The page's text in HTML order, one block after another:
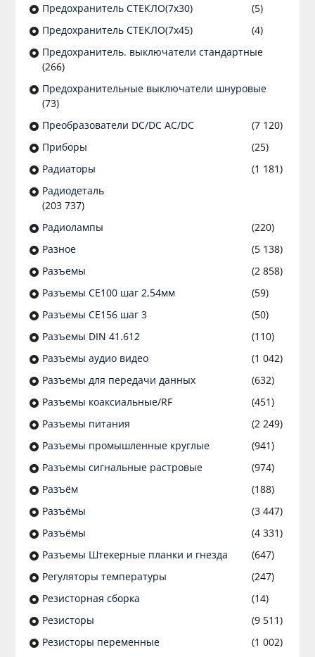
Предохранитель СТЕКЛО(7х30)
(5)
Предохранитель СТЕКЛО(7х45)
(4)
Предохранитель. выключатели стандартные
(266)
Предохранительные выключатели шнуровые
(73)
Преобразователи DC/DC AC/DC
(7 120)
Приборы
(25)
Радиаторы
(1 181)
Радиодеталь
(203 737)
Радиолампы
(220)
Разное
(5 138)
Разъeмы
(2 858)
Разъeмы CE100 шаг 2,54мм
(59)
Разъeмы CE156 шаг 3
(50)
Разъeмы DIN 41.612
(110)
Разъeмы аудио видео
(1 042)
Разъeмы для передачи данных
(632)
Разъeмы коаксиальные/RF
(451)
Разъeмы питания
(2 249)
Разъeмы промышленные круглые
(941)
Разъeмы сигнальные растровые
(974)
Разъём
(188)
Разъёмы
(3 447)
Разъёмы
(4 331)
Разъемы Штекерные планки и гнезда
(647)
Регуляторы температуры
(247)
Резисторная сборка
(14)
Резисторы
(9 511)
Резисторы переменные
(1 002)